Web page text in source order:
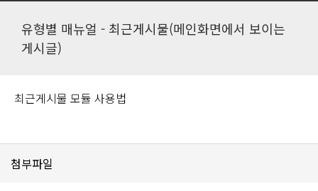
유형별 매뉴얼 - 최근게시물(메인화면에서 보이는
게시글)
최근게시물 모듈 사용법
첨부파일